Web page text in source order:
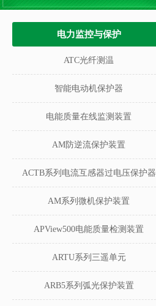
电力监控与保护
ATC光纤测温
智能电动机保护器
电能质量在线监测装置
AM防逆流保护装置
ACTB系列电流互感器过电压保护器
AM系列微机保护装置
APView500电能质量检测装置
ARTU系列三遥单元
ARB5系列弧光保护装置